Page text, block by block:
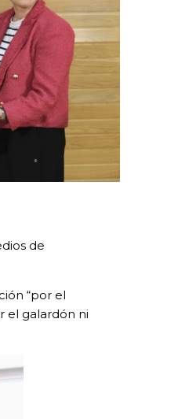
de
“por el
el galardón ni